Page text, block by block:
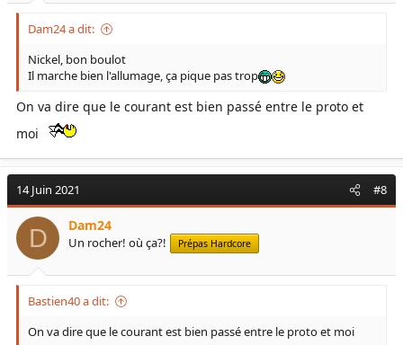
Dam24 a dit:
Nickel, bon boulot
Il marche bien l'allumage, ça pique pas trop
On va dire que le courant est bien passé entre le proto et
moi
14 Juin 2021 #8
D Dam24
Un rocher! où ça?! Prépas Hardcore
Bastien40 a dit:
On va dire que le courant est bien passé entre le proto et moi